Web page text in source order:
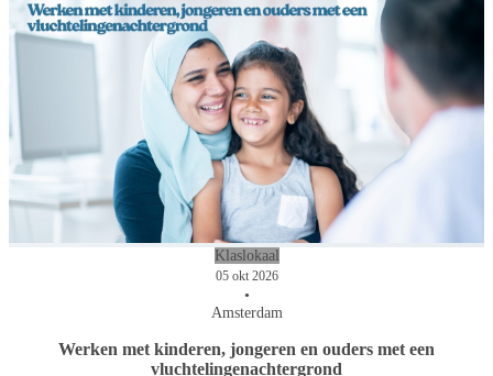
Klaslokaal
05 okt 2026
•
Amsterdam
Werken met kinderen, jongeren en ouders met een
vluchtelingenachtergrond